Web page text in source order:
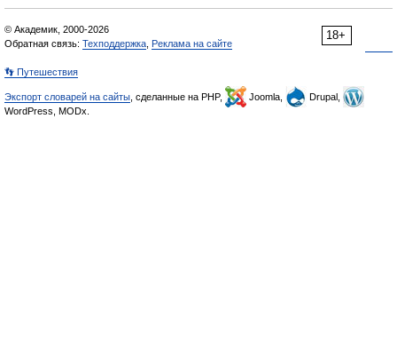
18+
© Академик, 2000-2026
Обратная связь: Техподдержка Реклама на сайте
👣 Путешествия
Экспорт словарей на сайты , сделанные на PHP, Joomla,
Drupal,
WordPress, MODx.